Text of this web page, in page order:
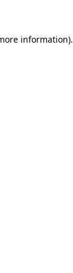
information).